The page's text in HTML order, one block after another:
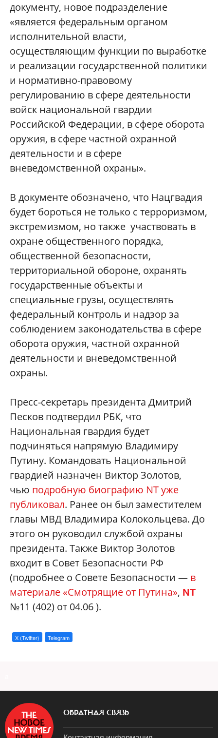
документу, новое подразделение
«является федеральным органом
исполнительной власти,
осуществляющим функции по выработке
и реализации государственной политики
и нормативно-правовому
регулированию в сфере деятельности
войск национальной гвардии
Российской Федерации, в сфере оборота
оружия, в сфере частной охранной
деятельности и в сфере
вневедомственной охраны».
В документе обозначено, что Нацгвадия
будет бороться не только с терроризмом,
экстремизмом, но также участвовать в
охране общественного порядка,
общественной безопасности,
территориальной обороне, охранять
государственные объекты и
специальные грузы, осуществлять
федеральный контроль и надзор за
соблюдением законодательства в сфере
оборота оружия, частной охранной
деятельности и вневедомственной
охраны.
Пресс-секретарь президента Дмитрий
Песков подтвердил РБК, что
Национальная гвардия будет
подчиняться напрямую Владимиру
Путину. Командовать Национальной
гвардией назначен Виктор Золотов,
чью подробную биографию NT уже
публиковал. Ранее он был заместителем
главы МВД Владимира Колокольцева. До
этого он руководил службой охраны
президента. Также Виктор Золотов
входит в Совет Безопасности РФ
(подробнее о Совете Безопасности — в
материале «Смотрящие от Путина», NT
№11 (402) от 04.06 ).
X (Twitter) Telegram
ОБРАТНАЯ СВЯЗЬ